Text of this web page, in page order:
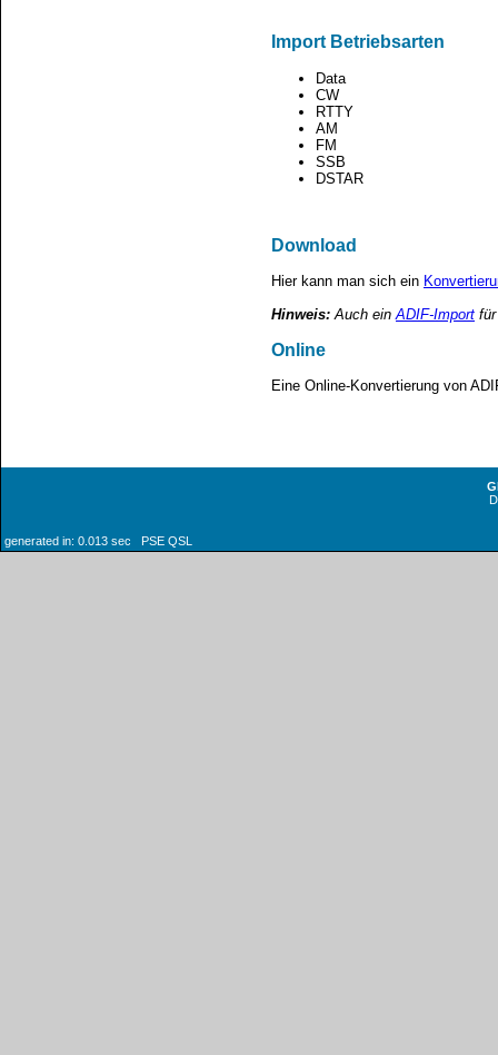
Import Betriebsarten
Data
CW
RTTY
AM
FM
SSB
DSTAR
Download
Hier kann man sich ein
Hinweis: Auch einADIF-Import
Online
Eine Online-Konvertierung von
generated in: 0.013 sec PSE QSL